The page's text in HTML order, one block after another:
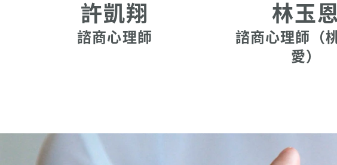
許凱翔
諮商心理師
林玉
諮商心理師（
愛）